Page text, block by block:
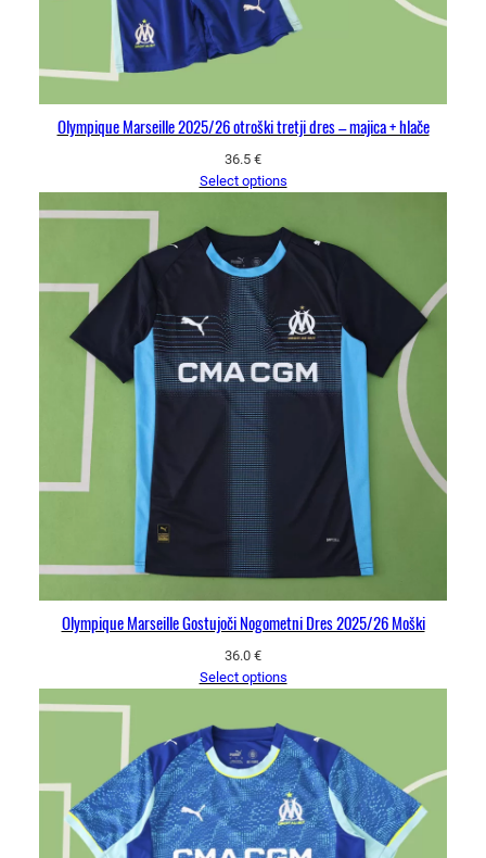
Olympique Marseille 2025/26 otroški tretji dres – majica + hlače
36.5 €
Select options
Olympique Marseille Gostujoči Nogometni Dres 2025/26 Moški
36.0 €
Select options